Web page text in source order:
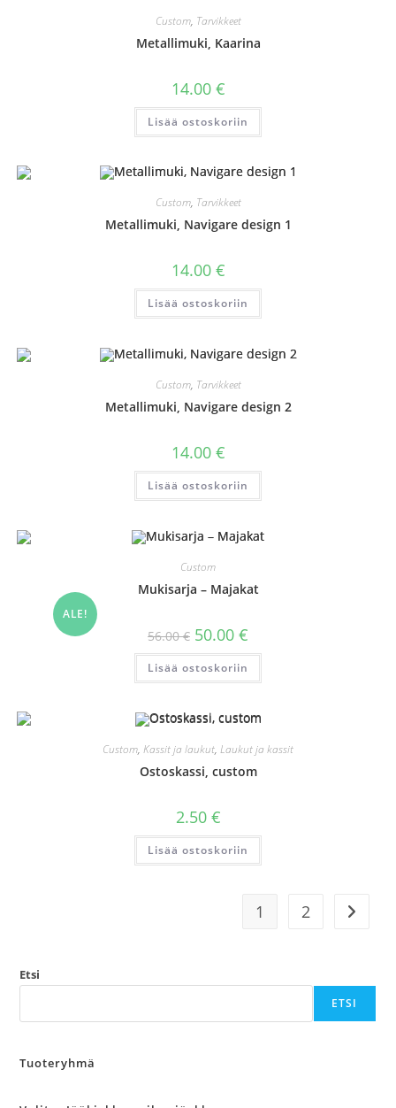
Custom, Tarvikkeet
Metallimuki, Kaarina
14.00 €
Lisää ostoskoriin
Custom, Tarvikkeet
Metallimuki, Navigare design 1
14.00 €
Lisää ostoskoriin
Custom, Tarvikkeet
Metallimuki, Navigare design 2
14.00 €
Lisää ostoskoriin
ALE!
Custom
Mukisarja – Majakat
56.00€ Alkuperäinen
hinta
oli:
56.00 €.
50.00 €
on:
Lisää ostoskoriin
Custom, Kassit ja laukut, Laukut ja kassit
Ostoskassi, custom
2.50 €
Lisää ostoskoriin
1 2
Etsi
ETSI
Tuoteryhmä